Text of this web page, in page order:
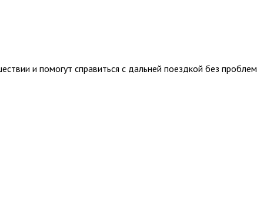
и помогут справиться с дальней поездкой без проблем